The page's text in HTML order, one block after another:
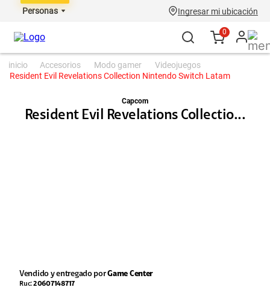
Personas Ingresar mi ubicación
0
accesorios modo gamer
videojuegos
Resident Evil Revelations Collection Nintendo Switch Latam
Capcom
Resident Evil Revelations Collectio...
Vendido y entregado porGame Center
Ruc:20607148717